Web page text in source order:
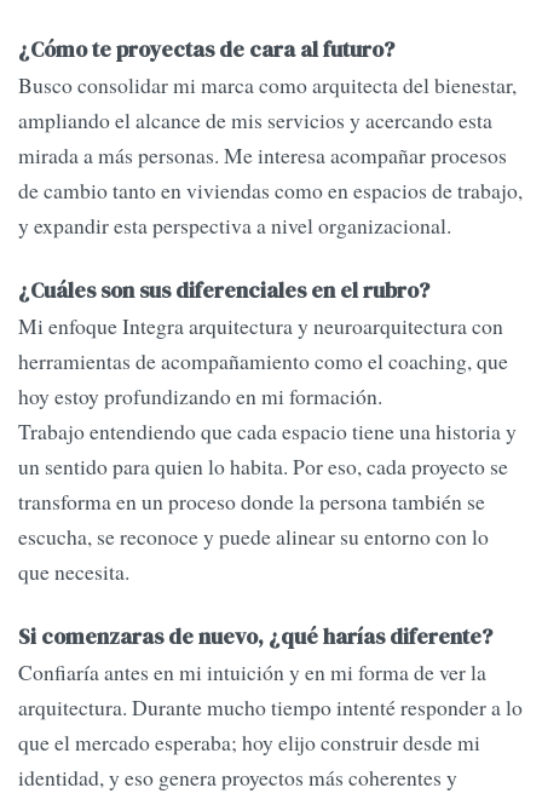
¿Cómo te proyectas de cara al futuro?
Busco consolidar mi marca como arquitecta del bienestar,
ampliando el alcance de mis servicios y acercando esta
mirada a más personas. Me interesa acompañar procesos
de cambio tanto en viviendas como en espacios de trabajo,
y expandir esta perspectiva a nivel organizacional.
¿Cuáles son sus diferenciales en el rubro?
Mi enfoque Integra arquitectura y neuroarquitectura con
herramientas de acompañamiento como el coaching, que
hoy estoy profundizando en mi formación.
Trabajo entendiendo que cada espacio tiene una historia y
un sentido para quien lo habita. Por eso, cada proyecto se
transforma en un proceso donde la persona también se
escucha, se reconoce y puede alinear su entorno con lo
que necesita.
Si comenzaras de nuevo, ¿qué harías diferente?
Confiaría antes en mi intuición y en mi forma de ver la
arquitectura. Durante mucho tiempo intenté responder a lo
que el mercado esperaba; hoy elijo construir desde mi
identidad, y eso genera proyectos más coherentes y